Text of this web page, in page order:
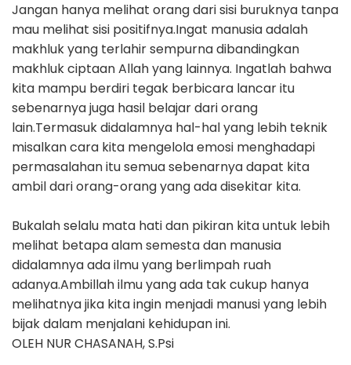
Jangan hanya melihat orang dari sisi buruknya tanpa
mau melihat sisi positifnya.Ingat manusia adalah
makhluk yang terlahir sempurna dibandingkan
makhluk ciptaan Allah yang lainnya. Ingatlah bahwa
kita mampu berdiri tegak berbicara lancar itu
sebenarnya juga hasil belajar dari orang
lain.Termasuk didalamnya hal-hal yang lebih teknik
misalkan cara kita mengelola emosi menghadapi
permasalahan itu semua sebenarnya dapat kita
ambil dari orang-orang yang ada disekitar kita.
Bukalah selalu mata hati dan pikiran kita untuk lebih
melihat betapa alam semesta dan manusia
didalamnya ada ilmu yang berlimpah ruah
adanya.Ambillah ilmu yang ada tak cukup hanya
melihatnya jika kita ingin menjadi manusi yang lebih
bijak dalam menjalani kehidupan ini.
OLEH NUR CHASANAH, S.Psi